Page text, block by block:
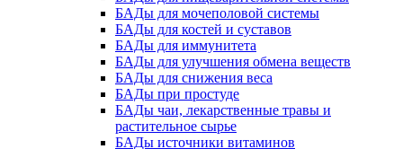
БАДы для мочеполовой системы
БАДы для костей и суставов
БАДы для иммунитета
БАДы для улучшения обмена веществ
БАДы для снижения веса
БАДы при простуде
БАДы чаи, лекарственные травы и
растительное сырье
БАДы источники витаминов